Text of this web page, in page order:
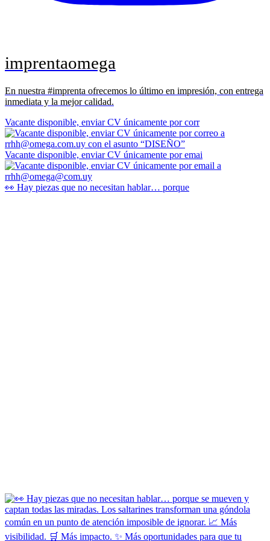
imprentaomega
En nuestra #imprenta ofrecemos lo último en impresión, con entrega
inmediata y la mejor calidad.
Vacante disponible, enviar CV únicamente por corr
Vacante disponible, enviar CV únicamente por emai
👀 Hay piezas que no necesitan hablar… porque